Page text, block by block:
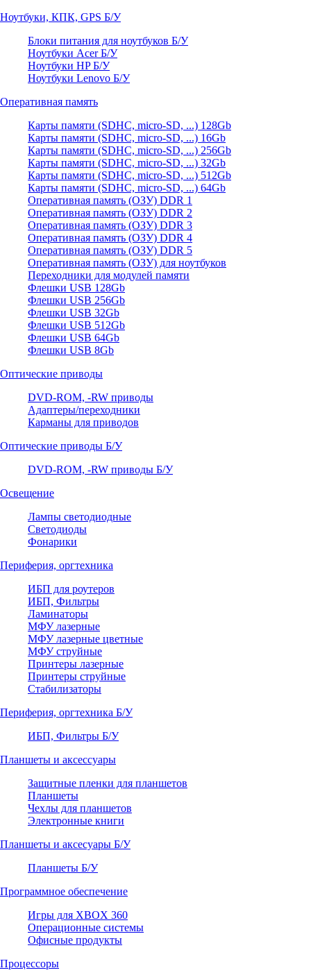
Ноутбуки, КПК, GPS Б/У
Блоки питания для ноутбуков Б/У
Ноутбуки Acer Б/У
Ноутбуки HP Б/У
Ноутбуки Lenovo Б/У
Оперативная память
Карты памяти (SDHC, micro-SD, ...) 128Gb
Карты памяти (SDHC, micro-SD, ...) 16Gb
Карты памяти (SDHC, micro-SD, ...) 256Gb
Карты памяти (SDHC, micro-SD, ...) 32Gb
Карты памяти (SDHC, micro-SD, ...) 512Gb
Карты памяти (SDHC, micro-SD, ...) 64Gb
Оперативная память (ОЗУ) DDR 1
Оперативная память (ОЗУ) DDR 2
Оперативная память (ОЗУ) DDR 3
Оперативная память (ОЗУ) DDR 4
Оперативная память (ОЗУ) DDR 5
Оперативная память (ОЗУ) для ноутбуков
Переходники для модулей памяти
Флешки USB 128Gb
Флешки USB 256Gb
Флешки USB 32Gb
Флешки USB 512Gb
Флешки USB 64Gb
Флешки USB 8Gb
Оптические приводы
DVD-ROM, -RW приводы
Адаптеры/переходники
Карманы для приводов
Оптические приводы Б/У
DVD-ROM, -RW приводы Б/У
Освещение
Лампы светодиодные
Светодиоды
Фонарики
Периферия, оргтехника
ИБП для роутеров
ИБП, Фильтры
Ламинаторы
МФУ лазерные
МФУ лазерные цветные
МФУ струйные
Принтеры лазерные
Принтеры струйные
Стабилизаторы
Периферия, оргтехника Б/У
ИБП, Фильтры Б/У
Планшеты и аксессуары
Защитные пленки для планшетов
Планшеты
Чехлы для планшетов
Электронные книги
Планшеты и аксесуары Б/У
Планшеты Б/У
Программное обеспечение
Игры для XBOX 360
Операционные системы
Офисные продукты
Процессоры